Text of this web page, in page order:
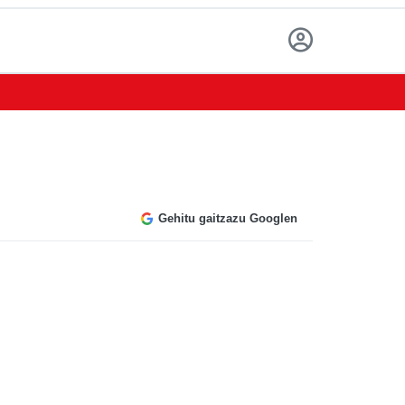
Gehitu gaitzazu Googlen